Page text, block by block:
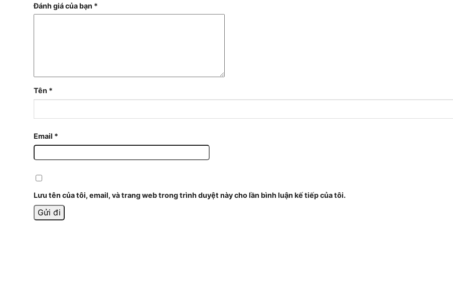
Đánh giá của bạn *
Tên *
Email *
Lưu tên của tôi, email, và trang web trong trình duyệt này cho lần bình luận kế tiếp của tôi.